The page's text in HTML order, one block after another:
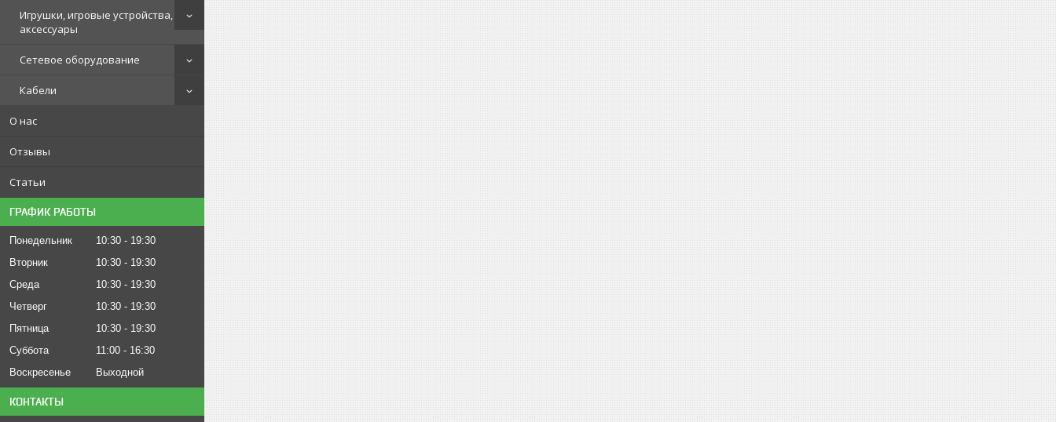
Игрушки, игровые устройства,
аксессуары
Сетевое оборудование
Кабели
О нас
Отзывы
Статьи
ГРАФИК РАБОТЫ
Понедельник 10:30
19:30
Вторник
10:30
19:30
Среда
10:30
19:30
Четверг
10:30
19:30
Пятница
10:30
19:30
Суббота
11:00
16:30
Воскресенье
Выходной
КОНТАКТЫ